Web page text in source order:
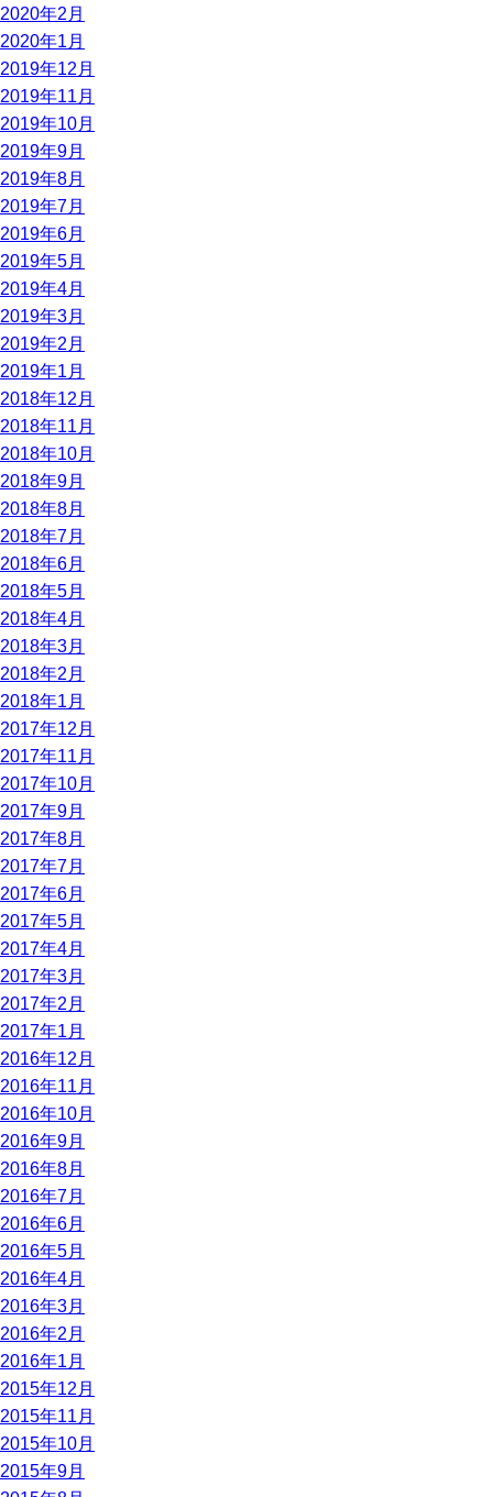
2020年2月
2020年1月
2019年12月
2019年11月
2019年10月
2019年9月
2019年8月
2019年7月
2019年6月
2019年5月
2019年4月
2019年3月
2019年2月
2019年1月
2018年12月
2018年11月
2018年10月
2018年9月
2018年8月
2018年7月
2018年6月
2018年5月
2018年4月
2018年3月
2018年2月
2018年1月
2017年12月
2017年11月
2017年10月
2017年9月
2017年8月
2017年7月
2017年6月
2017年5月
2017年4月
2017年3月
2017年2月
2017年1月
2016年12月
2016年11月
2016年10月
2016年9月
2016年8月
2016年7月
2016年6月
2016年5月
2016年4月
2016年3月
2016年2月
2016年1月
2015年12月
2015年11月
2015年10月
2015年9月